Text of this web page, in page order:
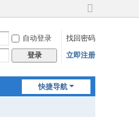
切
到
宽
自动登录
找回密码
登录 立即注册
快捷导航